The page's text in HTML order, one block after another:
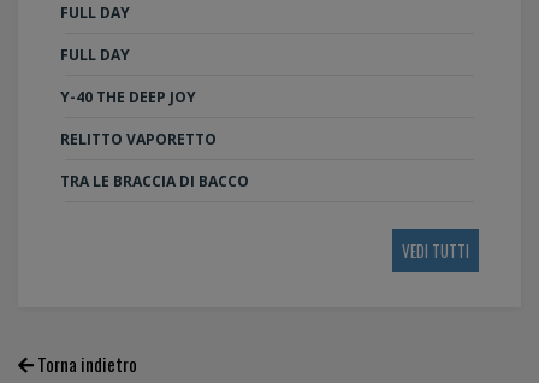
FULL DAY
FULL DAY
Y-40 THE DEEP JOY
RELITTO VAPORETTO
TRA LE BRACCIA DI BACCO
VEDI TUTTI
Torna indietro